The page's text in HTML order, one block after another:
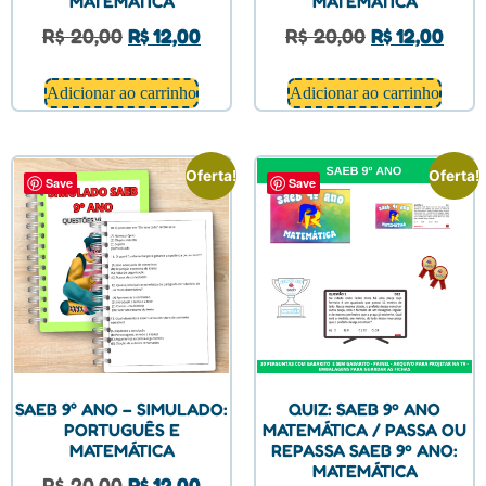
R$20,00 R$12,00
Adicionar ao carrinho
R$20,00 R$12,00
Adicionar ao carrinho
Save Oferta!
SAEB 9° ANO – SIMULADO:
PORTUGUÊS E
MATEMÁTICA
Save Oferta!
QUIZ: SAEB 9º ANO
MATEMÁTICA / PASSA OU
REPASSA SAEB 9º ANO:
MATEMÁTICA